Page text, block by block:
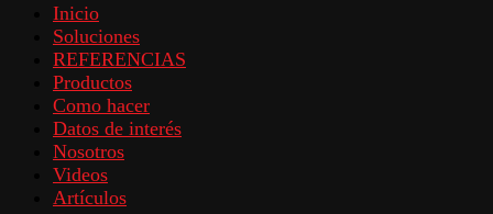
Inicio
Soluciones
REFERENCIAS
Productos
Como hacer
Datos de interés
Nosotros
Videos
Artículos